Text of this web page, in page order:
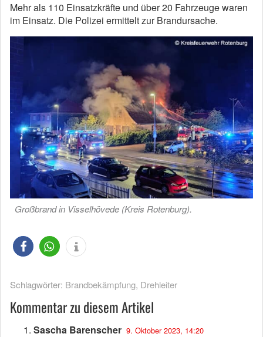
Mehr als 110 Einsatzkräfte und über 20 Fahrzeuge waren
im Einsatz. Die Polizei ermittelt zur Brandursache.
Großbrand in Visselhövede (Kreis Rotenburg).
Schlagwörter: Brandbekämpfung, Drehleiter
Kommentar zu diesem Artikel
Sascha Barenscher 9. Oktober 2023, 14:20